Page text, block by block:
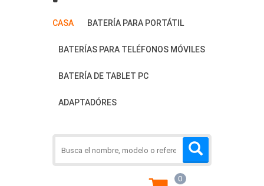
CASA BATERÍA PARA PORTÁTIL
BATERÍAS PARA TELÉFONOS MÓVILES
BATERÍA DE TABLET PC
ADAPTADÓRES
0